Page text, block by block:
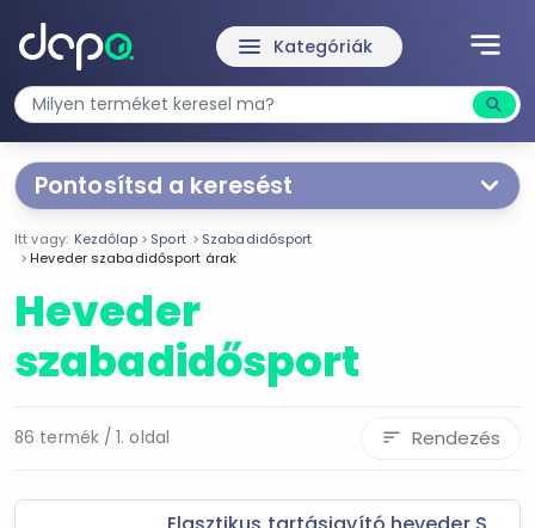
notes
menu Kategóriák
search
Pontosítsd a keresést
Segítünk a keresésben!
Válaszd ki a jellemzőketTe magad!
Ár szűrése
760 Ft
Szűrés
Itt vagy: Kezdőlap Sport
Szabadidősport
Heveder szabadidősport árak
Heveder
szabadidősport
86 termék / 1. oldal sort Rendezés